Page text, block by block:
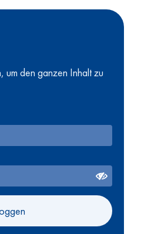
um den ganzen Inhalt zu